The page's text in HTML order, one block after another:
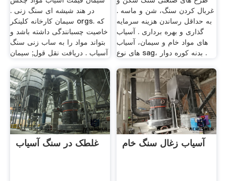
در هند شیشه ای سنگ زنی .
سیمان کارخانه کلینکر orgs. كه
خاصیت چسبانندگی داشته باشد و
بتواند مواد را به ساب زنی سنگ
آسیاب . دریافت نقل قول; سیمان
غربال کردن سنگ، شن و ماسه .
به حداقل رساندن هزینه سرمایه
گذاری و بهره برداری . آسیاب
های مواد خام و سیمان، آسیاب
های نوع sag، بدنه کوره دوار .
غلطک در سنگ آسیاب آسیاب زغال سنگ خام